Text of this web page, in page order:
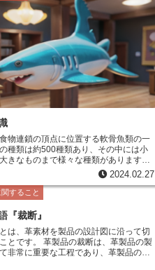
生息しており、土壌、水、空気中、生
ありとあらゆる場所で見ることができ
菌は地球上で最も早く誕生した生物と
ており、約35億年以上前から存在してい
います。
物連鎖の頂点に位置する軟骨魚類の一
種類は約500種類あり、その中には小
きなものまで様々な種類があります。
他の魚の鼻とは異なり、平らな形をして
は、獲物を探すのに役立っています。 サ
歯でいっぱいです。これらの歯は、肉
べることができます。 サメの歯は、常
目は、夜間でもよく見
ています。その視力は人間の約10倍と
。 サメの聴覚は、非常に敏感です。 水
も聞き取ることができます。 サメの嗅
いです。血の匂いを数キロ先から嗅ぎ
2024.02.27
すること
『裁断』
は、革素材を製品の設計図に沿って切
とです。 革製品の裁断は、革製品の製
非常に重要な工程であり、革製品の品